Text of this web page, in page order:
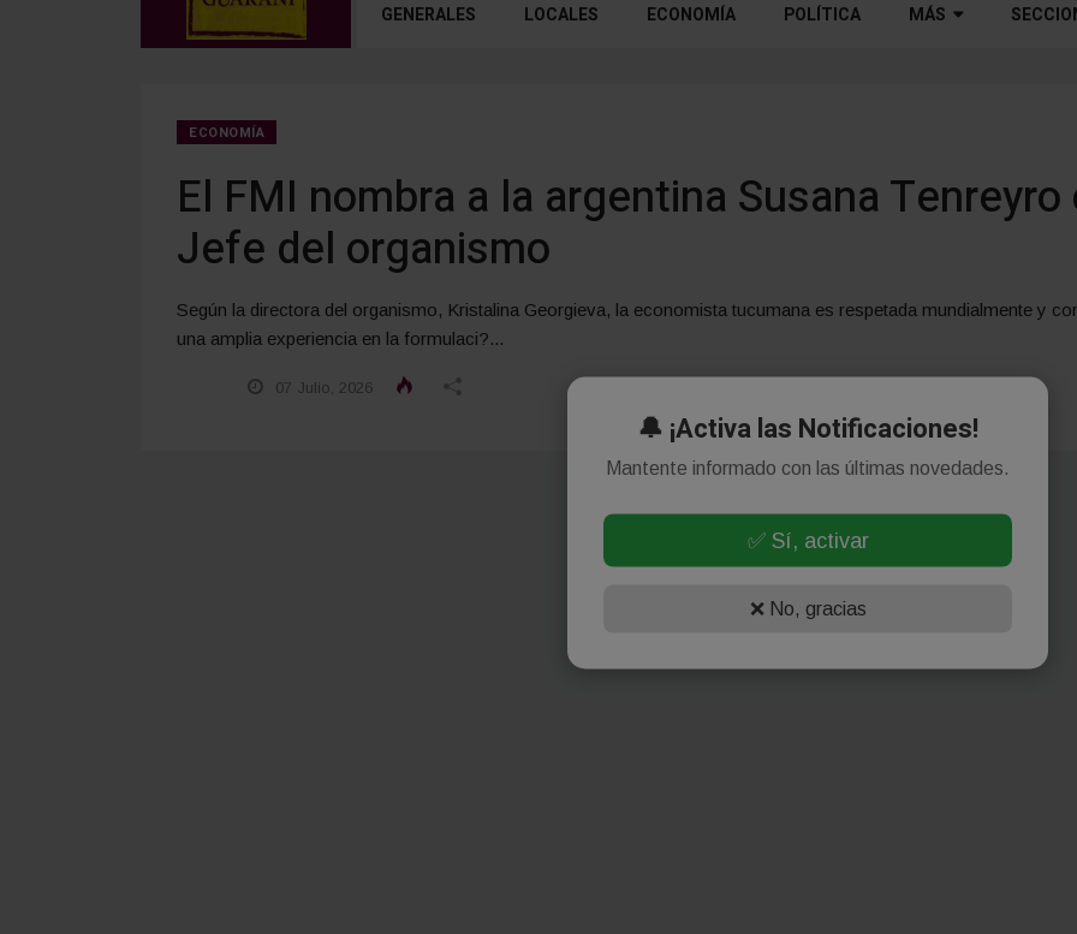
GENERALES LOCALES ECONOMÍA POLÍTICA MÁS
ECONOMÍA
El FMI nombra a la argentina Susana
Jefe del organismo
Según la directora del organismo, Kristalina Georgieva, la economista tucumana es respetada mundialmente y
una amplia experiencia en la formulaci?...
07 Julio, 2026
🔔 ¡Activa las Notificaciones!
Mantente informado con las últimas novedades.
✅ Sí, activar
❌ No, gracias